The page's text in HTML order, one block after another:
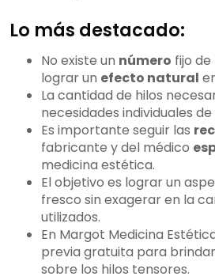
Lo más destacado:
No existe un número fijo de
lograr un efecto natural
La cantidad de hilos
necesidades individuales
Es importante seguir las
fabricante y del médico
medicina estética.
El objetivo es lograr un
fresco sin exagerar en la
utilizados.
En Margot Medicina
previa gratuita para
sobre los hilos tensores.